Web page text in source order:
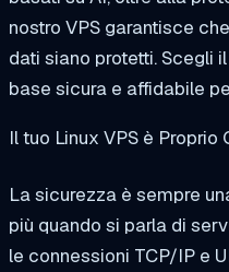
nostro VPS garantisce
dati siano protetti. Scegli
base sicura e affidabile
Il tuo Linux VPS è Proprio
La sicurezza è sempre
più quando si parla di
le connessioni TCP/IP e